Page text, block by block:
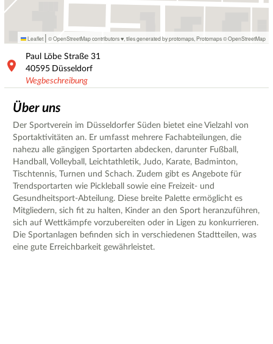
Leaflet | © OpenStreetMap contributors ♥, tiles generated by protomaps Protomaps©OpenStreetMap
Paul Löbe Straße 31
40595 Düsseldorf
Wegbeschreibung
Über uns
Der Sportverein im Düsseldorfer Süden bietet eine Vielzahl von
Sportaktivitäten an. Er umfasst mehrere Fachabteilungen, die
nahezu alle gängigen Sportarten abdecken, darunter Fußball,
Handball, Volleyball, Leichtathletik, Judo, Karate, Badminton,
Tischtennis, Turnen und Schach. Zudem gibt es Angebote für
Trendsportarten wie Pickleball sowie eine Freizeit- und
Gesundheitsport-Abteilung. Diese breite Palette ermöglicht es
Mitgliedern, sich fit zu halten, Kinder an den Sport heranzuführen,
sich auf Wettkämpfe vorzubereiten oder in Ligen zu konkurrieren.
Die Sportanlagen befinden sich in verschiedenen Stadtteilen, was
eine gute Erreichbarkeit gewährleistet.